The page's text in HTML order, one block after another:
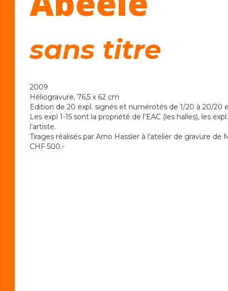
sans titre
2009
Héliogravure, 76,5 x 62 cm
Edition de 20 expl. signés et numérotés de 1/20 à 20/20
Les expl 1-15 sont la propriété de l’EAC (les halles), les
l’artiste.
Tirages réalisés par Arno Hassler à l’atelier de gravure de
CHF 500.-